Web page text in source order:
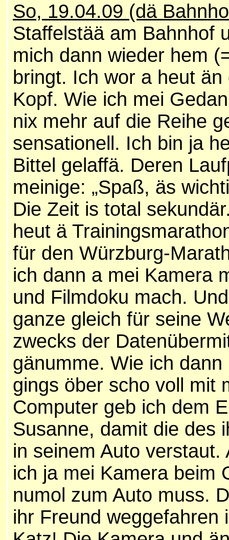
So, 19.04.09 (dä
Staffelstää am Bahnhof
mich dann wieder hem
bringt. Ich wor a heut
Kopf. Wie ich mei
nix mehr auf die Reihe
sensationell. Ich bin ja
Bittel gelaffä. Deren
meinige: „Spaß, äs
Die Zeit is total
heut ä
für den Würzburg-
ich dann a mei Kamera
und Filmdoku mach.
ganze gleich für seine
zwecks der
gänumme. Wie ich
gings öber scho voll mit
Computer geb ich dem
Susanne, damit die des
in seinem Auto
ich ja mei Kamera beim
numol zum Auto muss.
ihr Freund